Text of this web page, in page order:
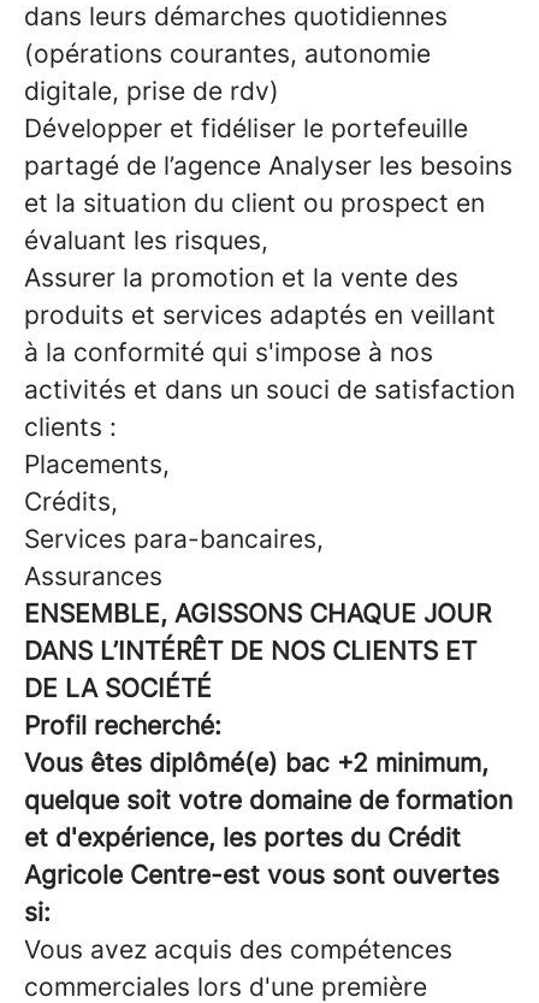
dans leurs démarches quotidiennes
(opérations courantes, autonomie
digitale, prise de rdv)
Développer et fidéliser le portefeuille
partagé de l’agence Analyser les besoins
et la situation du client ou prospect en
évaluant les risques,
Assurer la promotion et la vente des
produits et services adaptés en veillant
à la conformité qui s'impose à nos
activités et dans un souci de satisfaction
clients :
Placements,
Crédits,
Services para-bancaires,
Assurances
ENSEMBLE, AGISSONS CHAQUE JOUR
DANS L’INTÉRÊT DE NOS CLIENTS ET
DE LA SOCIÉTÉ
Profil recherché:
Vous êtes diplômé(e) bac +2 minimum,
quelque soit votre domaine de formation
et d'expérience, les portes du Crédit
Agricole Centre-est vous sont ouvertes
si:
Vous avez acquis des compétences
commerciales lors d'une première